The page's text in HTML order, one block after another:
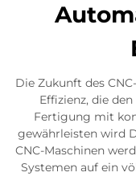
Die Zukunft des
Effizienz, die
Fertigung mit
gewährleisten wird
CNC-Maschinen
Systemen auf ein